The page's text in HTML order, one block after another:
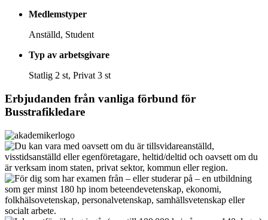
Medlemstyper
Anställd, Student
Typ av arbetsgivare
Statlig 2 st, Privat 3 st
Erbjudanden från vanliga förbund för
Busstrafikledare